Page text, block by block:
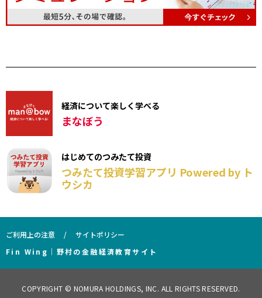
経済について楽しく学べる
まなぼう
はじめてのつみたて投資
つみたて投資学習アプリ Powered by ト
ウシカ
ご利用上の注意
サイトポリシー
Fin Wing｜野村の金融経済教育サイト
COPYRIGHT © NOMURA HOLDINGS, INC. ALL RIGHTS RESERVED.